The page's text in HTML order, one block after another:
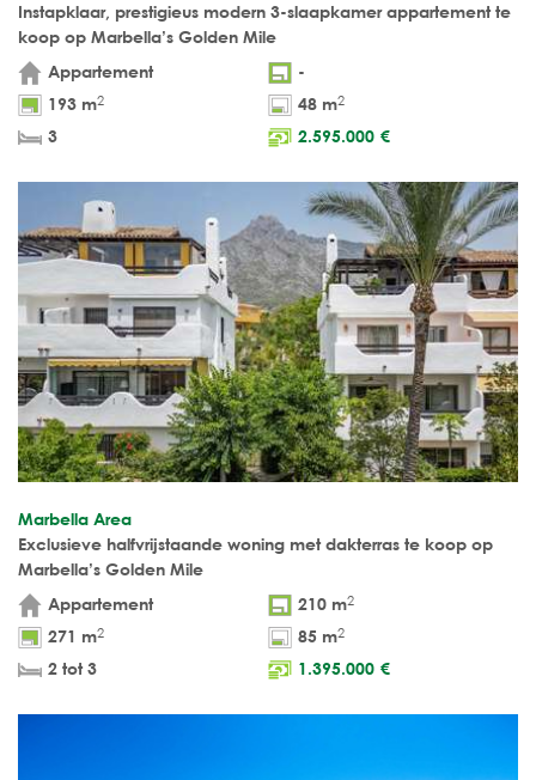
Instapklaar, prestigieus modern 3-slaapkamer appartement te
koop op Marbella’s Golden Mile
Appartement
-
193 m2 48 m2
3 2.595.000 €
Marbella Area
Exclusieve halfvrijstaande woning met dakterras te koop op
Marbella’s Golden Mile
Appartement
210 m2
271 m2 85 m2
2 tot 3 1.395.000 €